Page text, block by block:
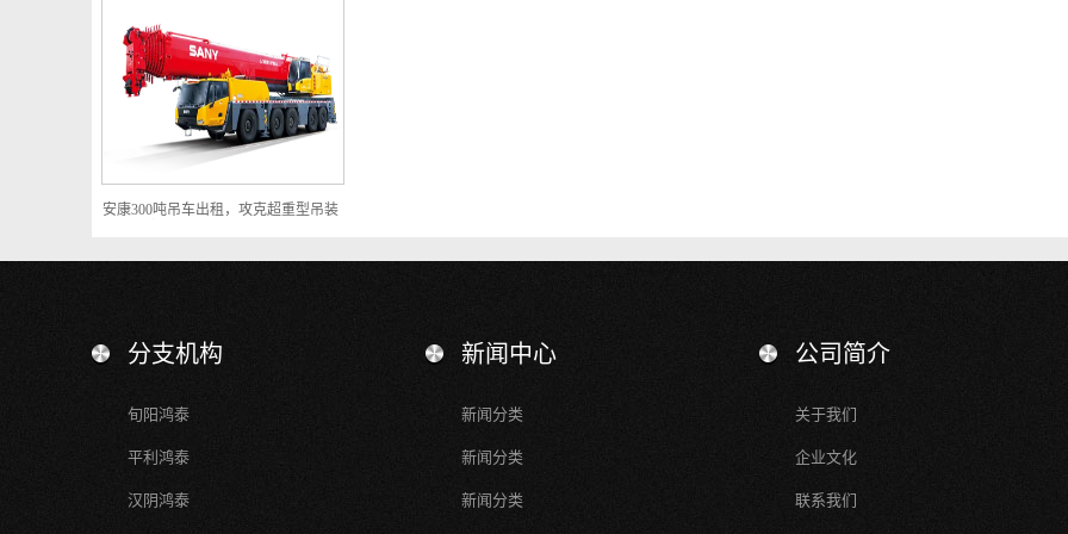
安康300吨吊车出租，攻克超重型吊装
分支机构
旬阳鸿泰
平利鸿泰
汉阴鸿泰
新闻中心
新闻分类
新闻分类
新闻分类
公司简介
关于我们
企业文化
联系我们